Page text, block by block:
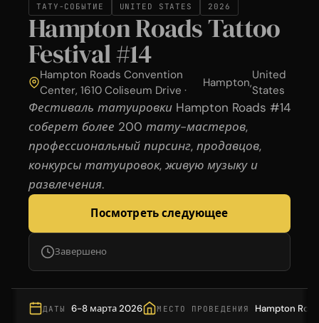
ТАТУ-СОБЫТИЕ UNITED STATES 2026
Hampton Roads Tattoo
Festival #14
Hampton Roads Convention
Center, 1610 Coliseum Drive ·
Hampton,
United
States
Фестиваль татуировки Hampton Roads #14
соберет более 200 тату-мастеров,
профессиональный пирсинг, продавцов,
конкурсы татуировок, живую музыку и
развлечения.
Посмотреть следующее
Завершено
ДАТЫ 6-8 марта 2026 МЕСТО ПРОВЕДЕНИЯ Hampton